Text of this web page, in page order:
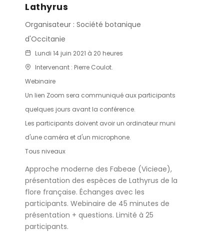
Lathyrus
Organisateur : Société botanique
d'Occitanie
Lundi 14 juin 2021 à 20 heures
Intervenant : Pierre Coulot.
Webinaire
Un lien Zoom sera communiqué aux participants
quelques jours avant la conférence.
Les participants doivent avoir un ordinateur muni
d'une caméra et d'un microphone.
Tous niveaux
Approche moderne des Fabeae (Vicieae),
présentation des espèces de Lathyrus de la
flore française. Échanges avec les
participants. Webinaire de 45 minutes de
présentation + questions. Limité à 25
participants.